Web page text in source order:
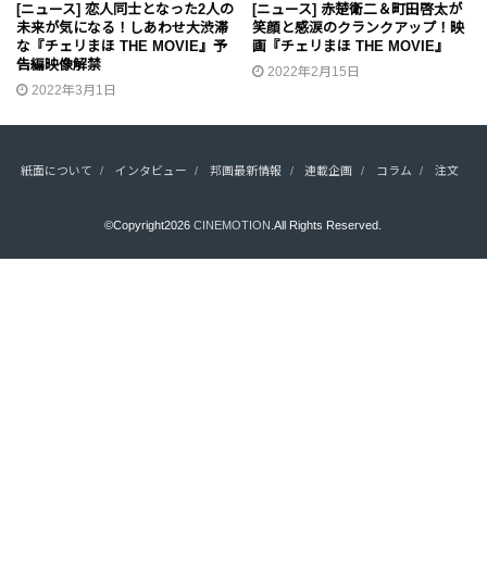
[ニュース] 恋人同士となった2人の
未来が気になる！しあわせ大渋滞
な『チェリまほ THE MOVIE』予
告編映像解禁
2022年3月1日
[ニュース] 赤楚衛二＆町田啓太が
笑顔と感涙のクランクアップ！映
画『チェリまほ THE MOVIE』
2022年2月15日
紙面について インタビュー 邦画最新情報 連載企画 コラム 注文
©Copyright2026CINEMOTION .All Rights Reserved.